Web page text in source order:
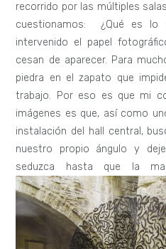
recorrido por las múltiples
cuestionamos: ¿Qué es lo
intervenido el papel
cesan de aparecer. Para
piedra en el zapato que
trabajo. Por eso es que mi
imágenes es que, así como
instalación del hall central,
nuestro propio ángulo y
seduzca hasta que la